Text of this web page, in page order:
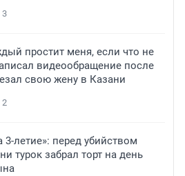
3
простит меня, если что не
видеообращение после
свою жену в Казани
2
3-летие»: перед убийством
турок забрал торт на день